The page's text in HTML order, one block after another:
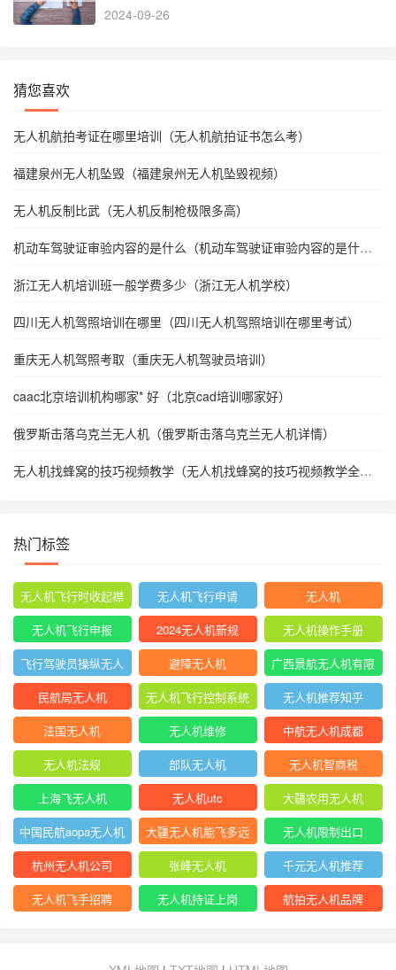
2024-09-26
猜您喜欢
无人机航拍考证在哪里培训（无人机航拍证书怎么考）
福建泉州无人机坠毁（福建泉州无人机坠毁视频）
无人机反制比武（无人机反制枪极限多高）
机动车驾驶证审验内容的是什么（机动车驾驶证审验内容的是什
浙江无人机培训班一般学费多少（浙江无人机学校）
四川无人机驾照培训在哪里（四川无人机驾照培训在哪里考试）
重庆无人机驾照考取（重庆无人机驾驶员培训）
caac北京培训机构哪家* 好（北京cad培训哪家好）
俄罗斯击落乌克兰无人机（俄罗斯击落乌克兰无人机详情）
无人机找蜂窝的技巧视频教学（无人机找蜂窝的技巧视频教学全
热门标签
无人机飞行时收起襟
翼
无人机飞行申请
无人机
无人机飞行申报
2024无人机新规
无人机操作手册
飞行驾驶员操纵无人
机坡度转弯时
避障无人机
广西景航无人机有限
公司官网首页
民航局无人机
无人机飞行控制系统
中的pid控制器
无人机推荐知乎
法国无人机
无人机维修
中航无人机成都
无人机法规
部队无人机
无人机智商税
上海飞无人机
无人机utc
大疆农用无人机
中国民航aopa无人机
驾驶员合格证
大疆无人机能飞多远
无人机限制出口
杭州无人机公司
张峰无人机
千元无人机推荐
无人机飞手招聘
无人机持证上岗 航拍无人机品牌